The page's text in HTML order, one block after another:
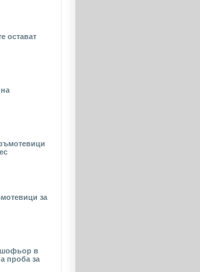
остават
за
шофьор в
проба за